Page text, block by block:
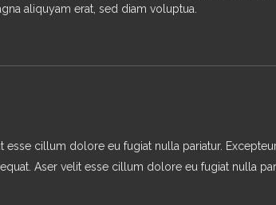
aliquyam erat, sed diam voluptua.
cillum dolore eu fugiat nulla pariatur.
Aser velit esse cillum dolore eu fugiat nulla